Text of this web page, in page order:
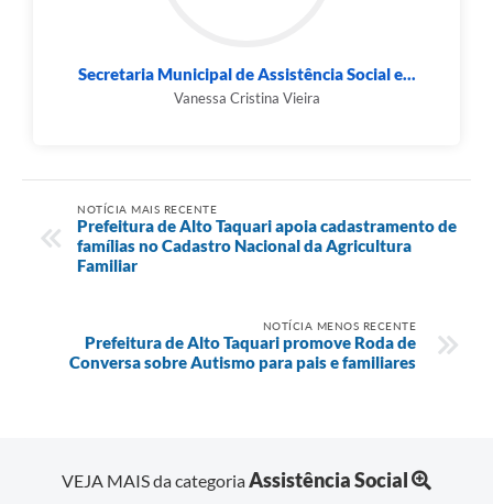
Secretaria Municipal de Assistência Social e...
Vanessa Cristina Vieira
NOTÍCIA MAIS RECENTE
Prefeitura de Alto Taquari apoia cadastramento de
famílias no Cadastro Nacional da Agricultura
Familiar
NOTÍCIA MENOS RECENTE
Prefeitura de Alto Taquari promove Roda de
Conversa sobre Autismo para pais e familiares
VEJA MAIS da categoriaAssistência Social